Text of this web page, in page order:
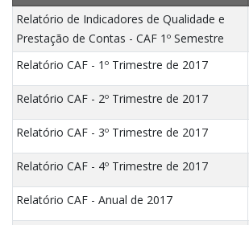
Relatório de Indicadores de Qualidade e
Prestação de Contas - CAF 1º Semestre
Relatório CAF - 1º Trimestre de 2017
Relatório CAF - 2º Trimestre de 2017
Relatório CAF - 3º Trimestre de 2017
Relatório CAF - 4º Trimestre de 2017
Relatório CAF - Anual de 2017